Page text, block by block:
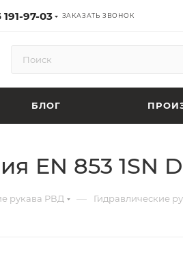
191-97-03 ЗАКАЗАТЬ ЗВОНОК
БЛОГ
EN 853 1SN
рукава РВД — Гидравлические